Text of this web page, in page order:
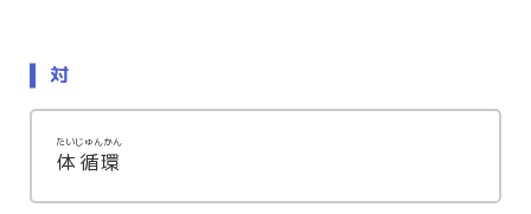
対
体循環
たいじゅんかん